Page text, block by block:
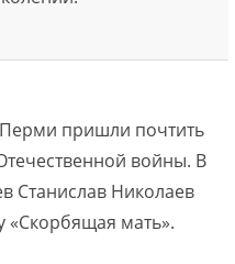
пришли почтить
войны. В
Станислав Николаев
«Скорбящая мать».